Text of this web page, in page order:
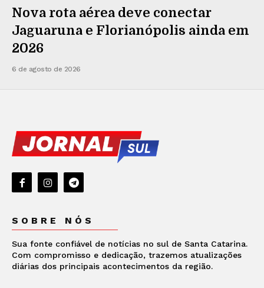
Nova rota aérea deve conectar
Jaguaruna e Florianópolis ainda em
2026
6 de agosto de 2026
SOBRE NÓS
Sua fonte confiável de notícias no sul de Santa Catarina.
Com compromisso e dedicação, trazemos atualizações
diárias dos principais acontecimentos da região.